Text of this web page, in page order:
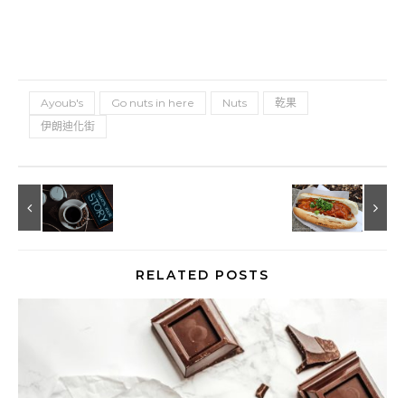
Ayoub's Go nuts in here Nuts
乾果
伊朗迪化街
RELATED POSTS